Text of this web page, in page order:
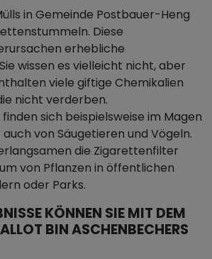
in Gemeinde Postbauer-Heng
Diese
erhebliche
wissen es vielleicht nicht, aber
viele giftige Chemikalien
nicht verderben.
sich beispielsweise im Magen
von Säugetieren und Vögeln.
die Zigarettenfilter
von Pflanzen in öffentlichen
oder Parks.
KÖNNEN SIE MIT DEM
BIN ASCHENBECHERS